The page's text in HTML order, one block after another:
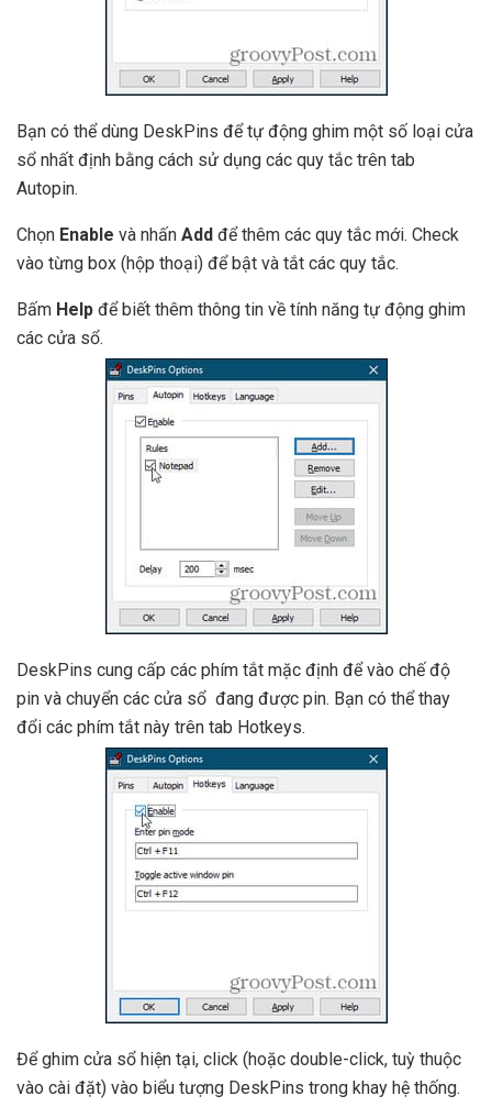
Bạn có thể dùng DeskPins để tự động ghim một số loại cửa
sổ nhất định bằng cách sử dụng các quy tắc trên tab
Autopin.
Chọn Enable và nhấn Add để thêm các quy tắc mới. Check
vào từng box (hộp thoại) để bật và tắt các quy tắc.
Bấm Help để biết thêm thông tin về tính năng tự động ghim
các cửa sổ.
DeskPins cung cấp các phím tắt mặc định để vào chế độ
pin và chuyển các cửa sổ đang được pin. Bạn có thể thay
đổi các phím tắt này trên tab Hotkeys.
Để ghim cửa sổ hiện tại, click (hoặc double-click, tuỳ thuộc
vào cài đặt) vào biểu tượng DeskPins trong khay hệ thống.